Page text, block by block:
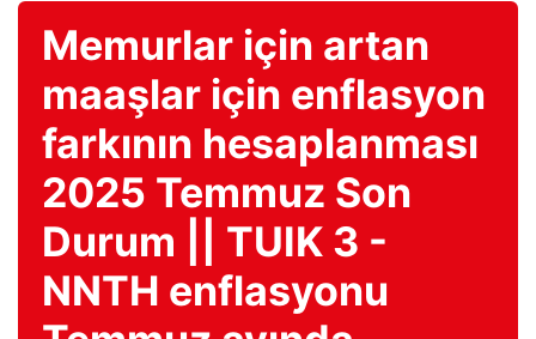
Memurlar için artan
maaşlar için enflasyon
farkının hesaplanması
2025 Temmuz Son
Durum || TUIK 3 -
NNTH enflasyonu